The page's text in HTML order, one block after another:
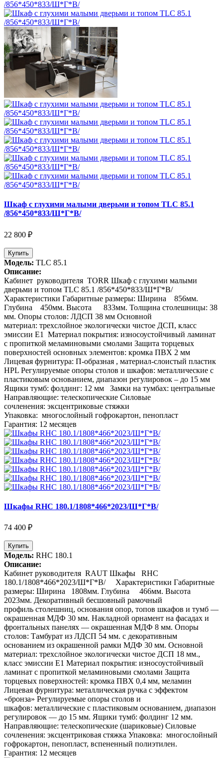
Шкаф с глухими малыми дверьми и топом TLC 85.1
/856*450*833/Ш*Г*В/
22 800 ₽
Купить
Модель: TLC 85.1
Описание:
Кабинет руководителя TORR Шкаф с глухими малыми
дверьми и топом TLC 85.1 /856*450*833/Ш*Г*В/
Характеристики Габаритные размеры: Ширина 856мм.
Глубина 450мм. Высота 833мм. Толщина столешницы: 38
мм. Опоры столов: ЛДСП 38 мм Основной
материал: трехслойное экологически чистое ДСП, класс
эмиссии Е1 Материал покрытия: износоустойчивый ламинат
с пропиткой меламиновыми смолами Защита торцевых
поверхностей основных элементов: кромка ПВХ 2 мм
Лицевая фурнитура: П-образная , материал-слоистый пластик
HPL Регулируемые опоры столов и шкафов: металлические с
пластиковым основанием, диапазон регулировок – до 15 мм
Ящики тумб: фолдинг: 12 мм Замки на тумбах: центральные
Направляющие: телескопические Силовые
сочленения: эксцентриковые стяжки
Упаковка: многослойный гофрокартон, пенопласт
Гарантия: 12 месяцев
Шкафы RHC 180.1/1808*466*2023/Ш*Г*В/
74 400 ₽
Купить
Модель: RHC 180.1
Описание:
Кабинет руководителя RAUT Шкафы RHC
180.1/1808*466*2023/Ш*Г*В/ Характеристики Габаритные
размеры: Ширина 1808мм. Глубина 466мм. Высота
2023мм. Декоративный бесшовный рамочный
профиль столешниц, основания опор, топов шкафов и тумб —
окрашенная МДФ 30 мм. Накладной орнамент на фасадах и
фронтальных панелях — окрашенная МДФ 8 мм. Опоры
столов: Тамбурат из ЛДСП 54 мм. с декоративным
основанием из окрашенной рамки МДФ 30 мм. Основной
материал: трехслойное экологически чистое ДСП 18 мм.,
класс эмиссии Е1 Материал покрытия: износоустойчивый
ламинат с пропиткой меламиновыми смолами Защита
торцевых поверхностей: кромка ПВХ 0,4 мм, меламин
Лицевая фурнитура: металлическая ручка с эффектом
«бронза» Регулируемые опоры столов и
шкафов: металлические с пластиковым основанием, диапазон
регулировок — до 15 мм. Ящики тумб: фолдинг 12 мм.
Направляющие: телескопические (шариковые) Силовые
сочленения: эксцентриковая стяжка Упаковка: многослойный
гофрокартон, пенопласт, вспененный полиэтилен.
Гарантия: 12 месяцев